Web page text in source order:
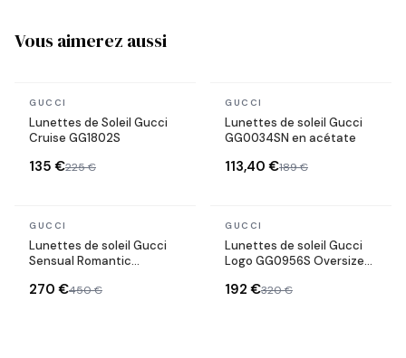
Vous aimerez aussi
En stock
GUCCI
Lunettes de Soleil Gucci
Cruise GG1802S
135 €225 €
En stock
GUCCI
Lunettes de soleil Gucci
GG0034SN en acétate
113,40 €189 €
En stock
GUCCI
Lunettes de soleil Gucci
Sensual Romantic
270 €450 €
En stock
GUCCI
Lunettes de soleil Gucci
Logo GG0956S Oversize
192 €320 €